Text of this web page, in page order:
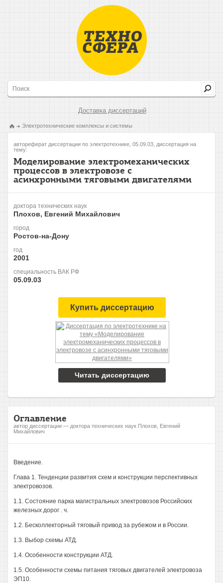
Доставка диссертаций
Электротехнические комплексы и системы
автореферат диссертации по электротехнике, 05.09.03, диссертация на
тему:
Моделирование электромеханических
процессов в электровозе с
асинхронными тяговыми двигателями
доктора технических наук
Плохов, Евгений Михайлович
город
Ростов-на-Дону
год
2001
специальность ВАК РФ
05.09.03
Купить диссертацию
Читать диссертацию
Оглавление
автор диссертации — доктора технических наук Плохов, Евгений
Михайлович
Введение.
Глава 1. Тенденции развития схем и конструкции перспективных
электровозов.
1.1. Состояние парка магистральных электровозов Российских
железных дорог . ч.
1.2. Бесколлекторный тяговый привод за рубежом и в России.
1.3. Выбор схемы АТД.
1.4. Особенности конструкции АТД.
1.5. Особенности схемы питания тяговых двигателей электровоза
ЭП10.